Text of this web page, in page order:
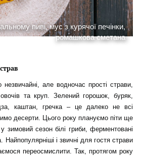
пиві, мус з курячої печінки,
ромашкова сметана
але водночас прості страви,
та круп. Зелений горошок, буряк,
каштан, гречка – це далеко не всі
десерти. Цього року плануємо піти ще
зимовий сезон білі гриби, ферментовані
Найпопулярніші і звичні для гостя страви
переосмислити. Так, протягом року